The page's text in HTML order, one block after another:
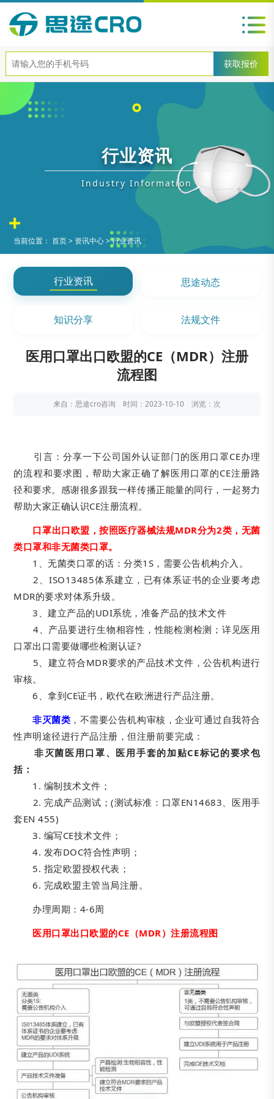
行业资讯
Industry Information
当前位置：首页> 资讯中心>行业资讯
行业资讯 思途动态
知识分享 法规文件
医用口罩出口欧盟的CE（MDR）注册
流程图
来自：思途cro咨询 时间：2023-10-10 浏览： 次
引言：分享一下公司国外认证部门的医用口罩CE办理
的流程和要求图，帮助大家正确了解医用口罩的CE注册路
径和要求。感谢很多跟我一样传播正能量的同行，一起努力
帮助大家正确认识CE注册流程。
口罩出口欧盟，按照医疗器械法规MDR分为2类，无菌
类口罩和非无菌类口罩。
1、无菌类口罩的话：分类1S，需要公告机构介入。
2、ISO13485体系建立，已有体系证书的企业要考虑
MDR的要求对体系升级。
3、建立产品的UDI系统，准备产品的技术文件
4、产品要进行生物相容性，性能检测检测；详见医用
口罩出口需要做哪些检测认证?
5、建立符合MDR要求的产品技术文件，公告机构进行
审核。
6、拿到CE证书，欧代在欧洲进行产品注册。
非灭菌类 ，不需要公告机构审核，企业可通过自我符合
性声明途径进行产品注册，但注册前要完成：
非灭菌医用口罩、医用手套的加贴CE标记的要求包
括：
1. 编制技术文件；
2. 完成产品测试；(测试标准：口罩EN14683、医用手
套EN 455)
3. 编写CE技术文件；
4. 发布DOC符合性声明；
5. 指定欧盟授权代表；
6. 完成欧盟主管当局注册。
办理周期：4-6周
医用口罩出口欧盟的CE（MDR）注册流程图